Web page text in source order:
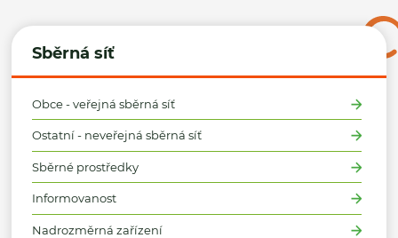
Sběrná síť
Obce - veřejná sběrná síť
Ostatní - neveřejná sběrná síť
Sběrné prostředky
Informovanost
Nadrozměrná zařízení